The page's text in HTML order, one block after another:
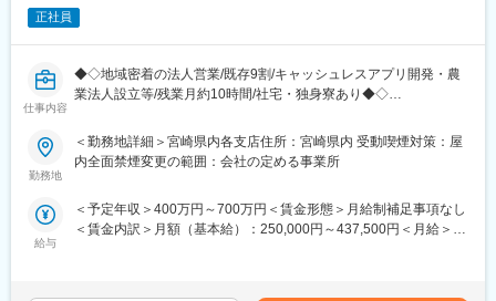
■ワークライフバランス：
すい環境が整っています◎
の研修制度が充実しており、スキル習熟度に応じた研修や専門性
の高い業務への人材配置が行われます◎通信講座や資格取得支援
指しやすい環境です◎
正社員
仕事内容
◆◇地域密着の法人営業/既存9割/キャッシュレスアプリ開発・農
業法人設立等/残業月約10時間/社宅・独身寮あり◆◇
■おすすめPOINT ＼地域特性を生かした法人営業×多様な働き方
をサポートする制度／
す！
・「エリアフリー」「エリア限定」制度の導入により、転勤の有
勤務地
＜勤務地詳細＞宮崎県内各支店住所：宮崎県内 受動喫煙対策：屋
内全面禁煙変更の範囲：会社の定める事業所
給与
＜予定年収＞400万円～700万円＜賃金形態＞月給制補足事項なし
＜賃金内訳＞月額（基本給）：250,000円～437,500円＜月給＞